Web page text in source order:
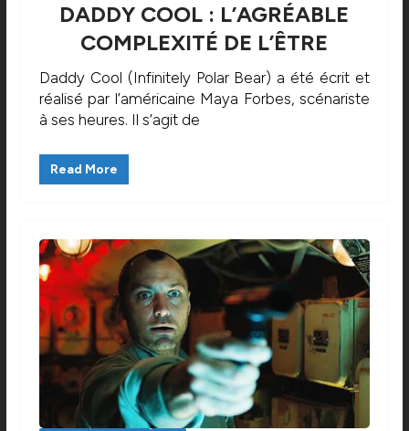
DADDY COOL : L’AGRÉABLE
COMPLEXITÉ DE L’ÊTRE
Daddy Cool (Infinitely Polar Bear) a été écrit et
réalisé par l’américaine Maya Forbes, scénariste
à ses heures. Il s’agit de
Read More